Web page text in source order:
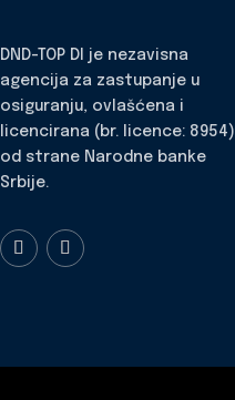
DND-TOP DI je nezavisna
agencija za zastupanje u
osiguranju, ovlašćena i
licencirana (br. licence: 8954)
od strane Narodne banke
Srbije.